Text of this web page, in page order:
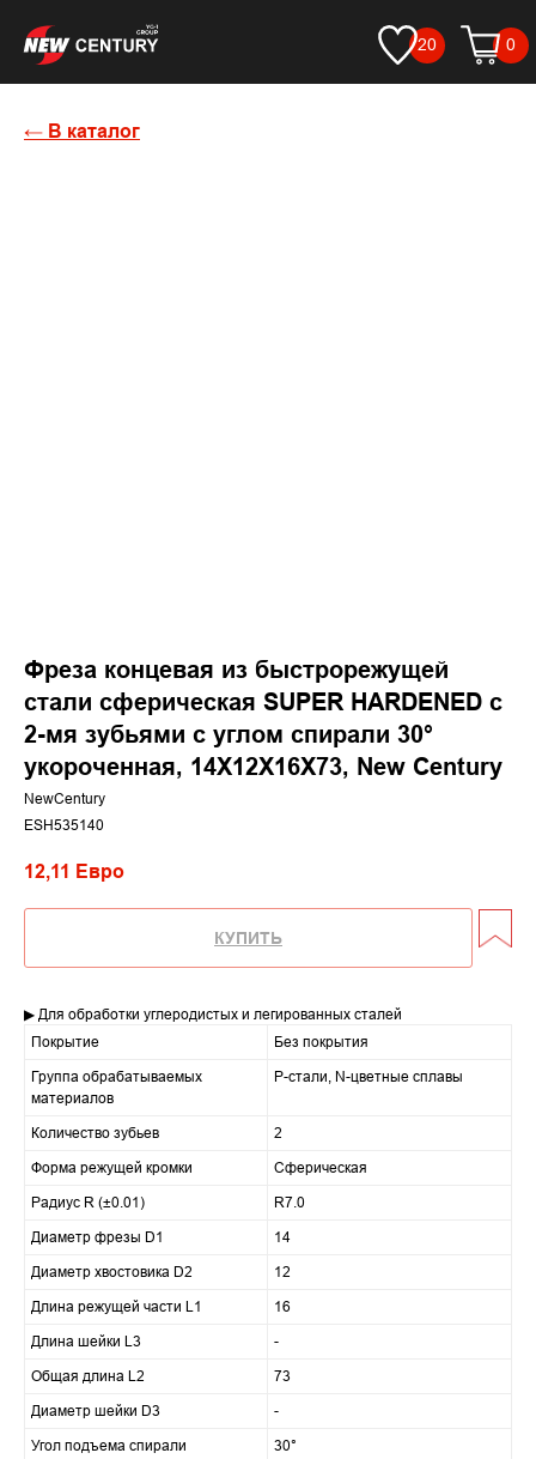
0
20
← В каталог
Фреза концевая из быстрорежущей
стали сферическая SUPER HARDENED с
2-мя зубьями с углом спирали 30°
укороченная, 14X12X16X73, New Century
NewCentury
ESH535140
12,11 Евро
КУПИТЬ
▶ Для обработки углеродистых и легированных сталей
Покрытие
Без покрытия
Группа обрабатываемых
материалов
P-стали, N-цветные сплавы
Количество зубьев
2
Форма режущей кромки
Сферическая
Радиус R (±0.01)
R7.0
Диаметр фрезы D1
14
Диаметр хвостовика D2
12
Длина режущей части L1
16
Длина шейки L3
-
Общая длина L2
73
Диаметр шейки D3
-
Угол подъема спирали
30°